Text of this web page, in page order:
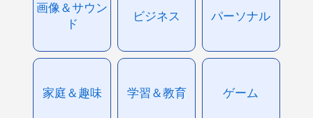
画像＆サウン
ド
ビジネス パーソナル
家庭＆趣味 学習＆教育 ゲーム